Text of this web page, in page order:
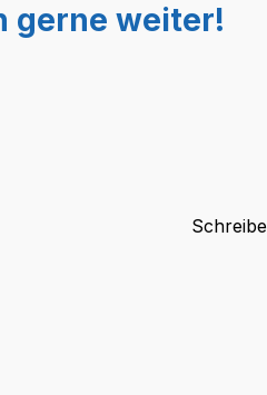
gerne weiter!